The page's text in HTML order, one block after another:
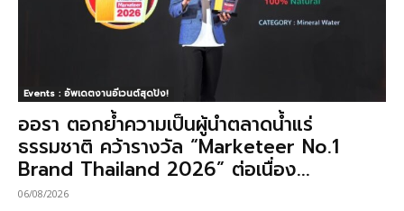
Events : อัพเดตงานอีเวนต์สุดปัง!
ออรา ตอกย้ำความเป็นผู้นำตลาดน้ำแร่
ธรรมชาติ คว้ารางวัล “Marketeer No.1
Brand Thailand 2026” ต่อเนื่อง...
06/08/2026